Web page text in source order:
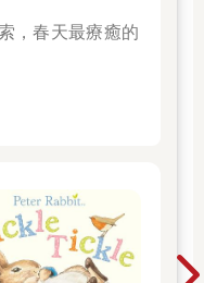
，春天最療癒的